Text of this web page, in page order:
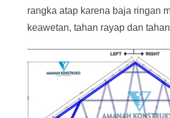
rangka atap karena baja ringan
keawetan, tahan rayap dan